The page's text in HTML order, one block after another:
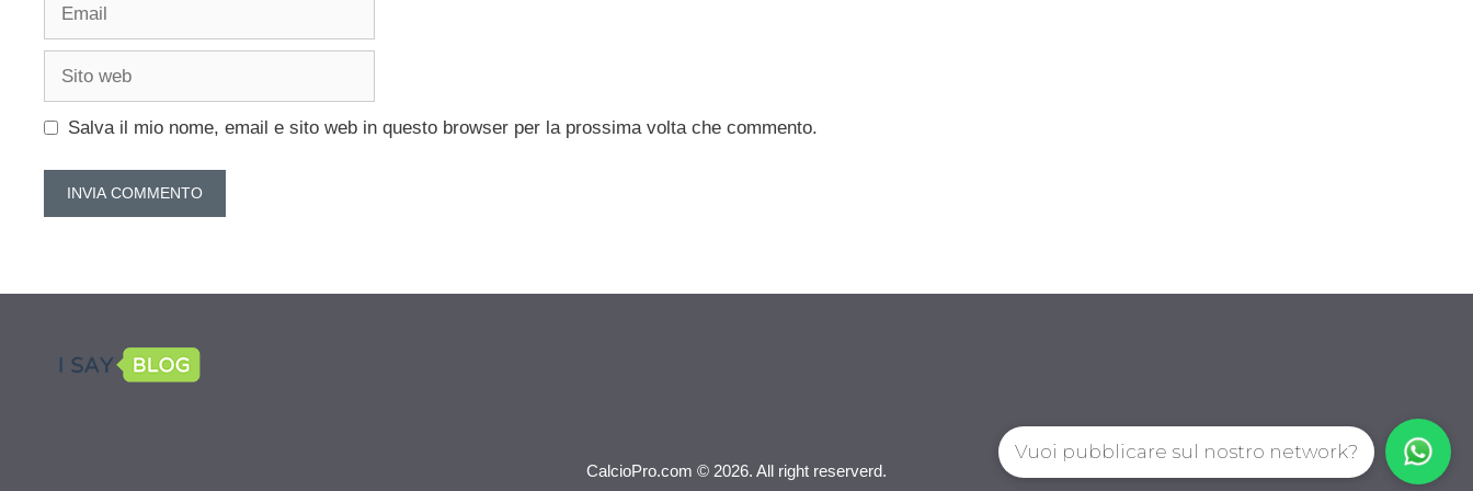
Salva il mio nome, email e sito web in questo browser per la prossima volta che commento.
CalcioPro.com © 2026. All right reserverd.
Vuoi pubblicare sul nostro network?